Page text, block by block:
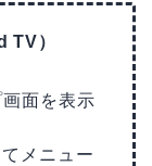
TV）
面を表示
メニュー